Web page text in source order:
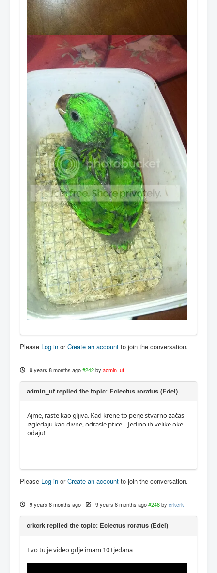
Please Log in orCreate an account to join the conversation.
9 years 8 months ago #242 by admin_uf
admin_uf replied the topic: Eclectus roratus (Edel)
Ajme, raste kao gljiva. Kad krene to perje stvarno začas
izgledaju kao divne, odrasle ptice... Jedino ih velike oke
odaju!
Please Log in orCreate an account to join the conversation.
9 years 8 months ago- 9 years 8 months ago #248 by crkcrk
crkcrk replied the topic: Eclectus roratus (Edel)
Evo tu je video gdje imam 10 tjedana